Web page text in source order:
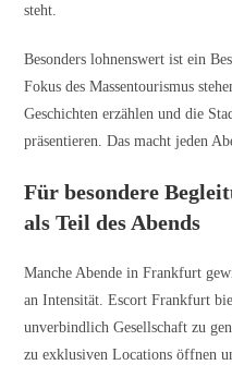
steht.
Besonders lohnenswert ist ein
Fokus des Massentourismus
Geschichten erzählen und die
präsentieren. Das macht jeden
Für besondere
als Teil des Abends
Manche Abende in Frankfurt
an Intensität. Escort Frankfurt
unverbindlich Gesellschaft zu
zu exklusiven Locations öffnen